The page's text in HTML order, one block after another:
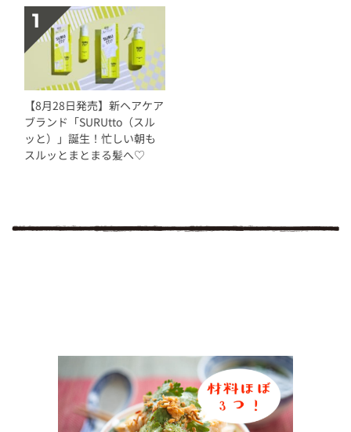
【8月28日発売】新ヘアケア
ブランド「SURUtto（スル
ッと）」誕生！忙しい朝も
スルッとまとまる髪へ♡